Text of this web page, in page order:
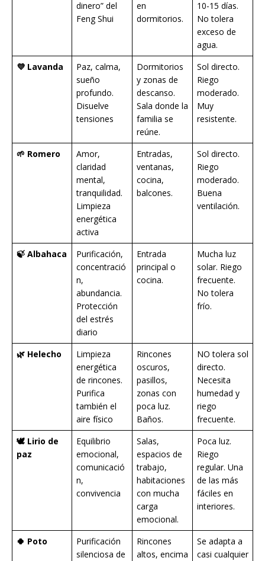
dinero” del
Feng Shui
en
dormitorios.
10-15 días.
No tolera
exceso de
agua.
💜 Lavanda
Paz, calma,
sueño
profundo.
Disuelve
tensiones
Dormitorios
y zonas de
descanso.
Sala donde la
familia se
reúne.
Sol directo.
Riego
moderado.
Muy
resistente.
🌱 Romero
Amor,
claridad
mental,
tranquilidad.
Limpieza
energética
activa
Entradas,
ventanas,
cocina,
balcones.
Sol directo.
Riego
moderado.
Buena
ventilación.
🍃 Albahaca
Purificación,
concentració
n,
abundancia.
Protección
del estrés
diario
Entrada
principal o
cocina.
Mucha luz
solar. Riego
frecuente.
No tolera
frío.
🌿 Helecho
Limpieza
energética
de rincones.
Purifica
también el
aire físico
Rincones
oscuros,
pasillos,
zonas con
poca luz.
Baños.
NO tolera sol
directo.
Necesita
humedad y
riego
frecuente.
🕊️ Lirio de
paz
Equilibrio
emocional,
comunicació
n,
convivencia
Salas,
espacios de
trabajo,
habitaciones
con mucha
carga
emocional.
Poca luz.
Riego
regular. Una
de las más
fáciles en
interiores.
🍀 Poto
Purificación
silenciosa de
Rincones
altos, encima
Se adapta a
casi cualquier